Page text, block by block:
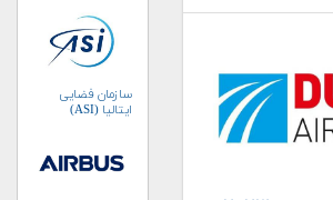
سازمان فضایی
ایتالیا (ASI)